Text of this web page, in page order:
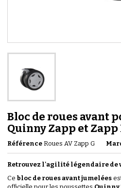
Bloc de roues avant
Quinny Zapp et
Référence Roues AV Zapp G
Retrouvez l'agilité légendaire de
Ce bloc de roues avant jumelées